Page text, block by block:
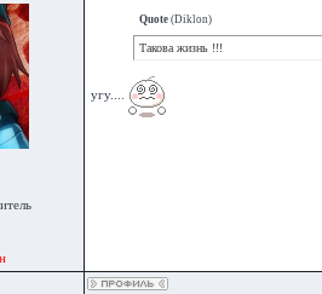
Quote (Diklon)
Такова жизнь !!!
угу....